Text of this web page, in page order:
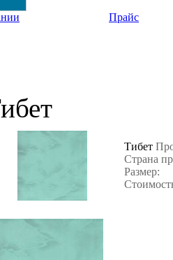
Прайс
Тибет
Страна
Размер: